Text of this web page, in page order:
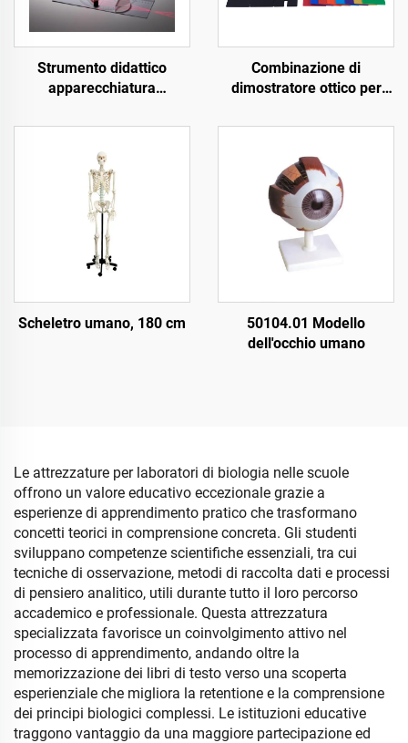
Strumento didattico
apparecchiatura
laser ottico
Combinazione di
dimostratore ottico per
scolastici in serie ottica
Scheletro umano, 180 cm
50104.01 Modello
dell'occhio umano
Le attrezzature per laboratori di biologia nelle scuole
offrono un valore educativo eccezionale grazie a
esperienze di apprendimento pratico che trasformano
concetti teorici in comprensione concreta. Gli studenti
sviluppano competenze scientifiche essenziali, tra cui
tecniche di osservazione, metodi di raccolta dati e processi
di pensiero analitico, utili durante tutto il loro percorso
accademico e professionale. Questa attrezzatura
specializzata favorisce un coinvolgimento attivo nel
processo di apprendimento, andando oltre la
memorizzazione dei libri di testo verso una scoperta
esperienziale che migliora la retentione e la comprensione
dei principi biologici complessi. Le istituzioni educative
traggono vantaggio da una maggiore partecipazione ed